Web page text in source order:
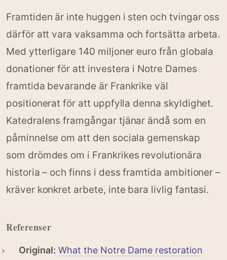
Framtiden är inte huggen i sten och tvingar oss
därför att vara vaksamma och fortsätta arbeta.
Med ytterligare 140 miljoner euro från globala
donationer för att investera i Notre Dames
framtida bevarande är Frankrike väl
positionerat för att uppfylla denna skyldighet.
Katedralens framgångar tjänar ändå som en
påminnelse om att den sociala gemenskap
som drömdes om i Frankrikes revolutionära
historia – och finns i dess framtida ambitioner –
kräver konkret arbete, inte bara livlig fantasi.
Referenser
Original: What the Notre Dame restoration